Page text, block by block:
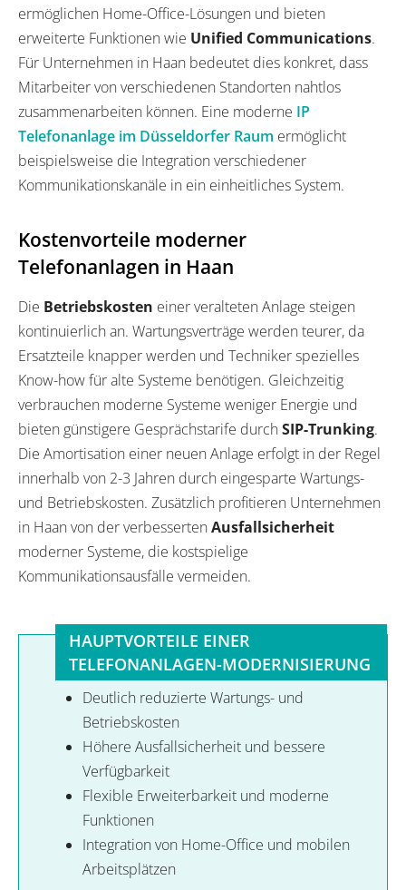
ermöglichen Home-Office-Lösungen und bieten
erweiterte Funktionen wie Unified Communications.
Für Unternehmen in Haan bedeutet dies konkret, dass
Mitarbeiter von verschiedenen Standorten nahtlos
zusammenarbeiten können. Eine moderne IP
Telefonanlage im Düsseldorfer Raum ermöglicht
beispielsweise die Integration verschiedener
Kommunikationskanäle in ein einheitliches System.
Kostenvorteile moderner
Telefonanlagen in Haan
Die Betriebskosten einer veralteten Anlage steigen
kontinuierlich an. Wartungsverträge werden teurer, da
Ersatzteile knapper werden und Techniker spezielles
Know-how für alte Systeme benötigen. Gleichzeitig
verbrauchen moderne Systeme weniger Energie und
bieten günstigere Gesprächstarife durchSIP-Trunking.
Die Amortisation einer neuen Anlage erfolgt in der Regel
innerhalb von 2-3 Jahren durch eingesparte Wartungs-
und Betriebskosten. Zusätzlich profitieren Unternehmen
in Haan von der verbessertenAusfallsicherheit
moderner Systeme, die kostspielige
Kommunikationsausfälle vermeiden.
HAUPTVORTEILE EINER
TELEFONANLAGEN-MODERNISIERUNG
Deutlich reduzierte Wartungs- und
Betriebskosten
Höhere Ausfallsicherheit und bessere
Verfügbarkeit
Flexible Erweiterbarkeit und moderne
Funktionen
Integration von Home-Office und mobilen
Arbeitsplätzen